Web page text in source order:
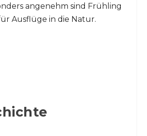
angenehm sind Frühling
Ausflüge in die Natur.